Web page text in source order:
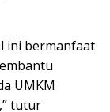
ini bermanfaat
UMKM
tutur